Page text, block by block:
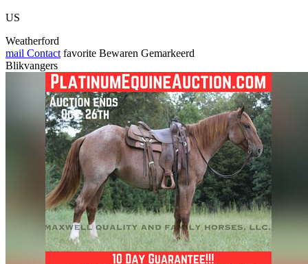
US
Weatherford
mail Contact favorite Bewaren Gemarkeerd
Blikvangers